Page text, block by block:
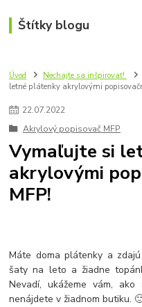
Štítky blogu
Úvod Nechajte sa inšpirovať!
letné plátenky akrylovými
22.07.2022
Akrylový popisovač MFP
Vymaľujte si
akrylovými
MFP!
Máte doma plátenky a
šaty na leto a žiadne
Nevadí, ukážeme vám,
nenájdete v žiadnom butiku.